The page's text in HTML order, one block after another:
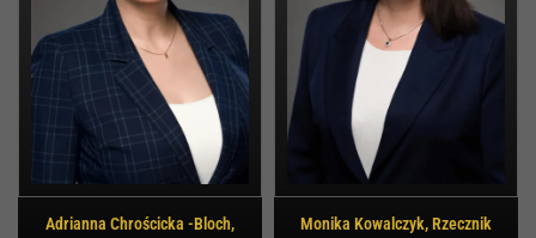
Adrianna Chrościcka -Bloch,
Monika Kowalczyk, Rzecznik